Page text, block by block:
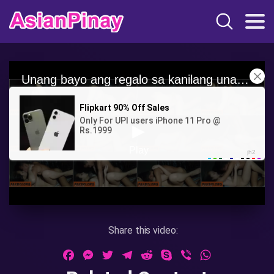
Share this video:
FacebookMessenger
TwitterTelegramRedditSkypeViber